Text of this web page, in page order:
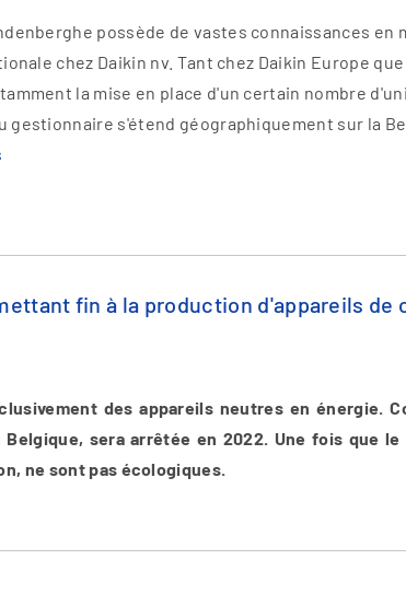
possède de vastes connaissances
chez Daikin nv. Tant chez Daikin Europe
la mise en place d'un certain nombre
gestionnaire s'étend géographiquement sur la
fin à la production d'appareils de
des appareils neutres en énergie.
sera arrêtée en 2022. Une fois que
ne sont pas écologiques.